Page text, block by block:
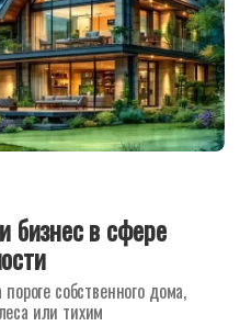
бизнес в сфере
собственного дома,
или тихим